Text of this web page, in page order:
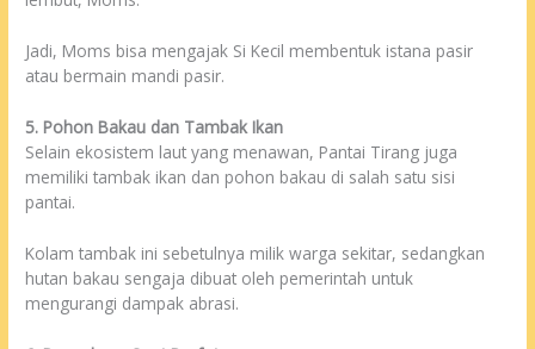
Jadi, Moms bisa mengajak Si Kecil membentuk istana pasir
atau bermain mandi pasir.
5. Pohon Bakau dan Tambak Ikan
Selain ekosistem laut yang menawan, Pantai Tirang juga
memiliki tambak ikan dan pohon bakau di salah satu sisi
pantai.
Kolam tambak ini sebetulnya milik warga sekitar, sedangkan
hutan bakau sengaja dibuat oleh pemerintah untuk
mengurangi dampak abrasi.